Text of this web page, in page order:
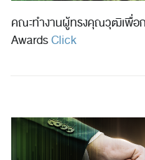
คณะทำงานผู้ทรงคุณวุฒิเพื่อก
AwardsClick